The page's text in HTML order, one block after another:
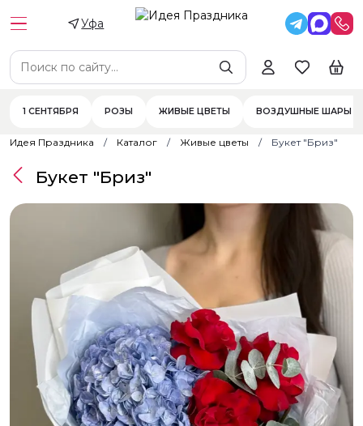
Уфа
1 СЕНТЯБРЯ РОЗЫ ЖИВЫЕ ЦВЕТЫ ВОЗДУШНЫЕ ШАРЫ
Идея Праздника Каталог Живые цветы Букет "Бриз"
Букет "Бриз"